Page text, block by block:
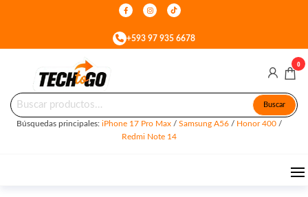
+593 97 935 6678
Tech
To
Celulares
&
Accesorios
por:
Buscar
Búsquedas principales: iPhone 17 Pro Max/ Samsung A56/ Honor 400/
Redmi Note 14
0